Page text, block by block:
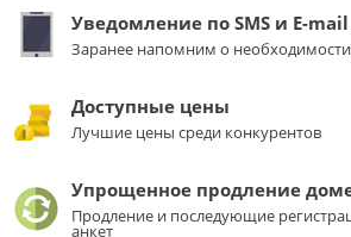
Уведомление по SMS и E-mail
Заранее напомним о
Доступные цены
Лучшие цены среди конкурентов
Упрощенное продление
Продление и последующие
анкет